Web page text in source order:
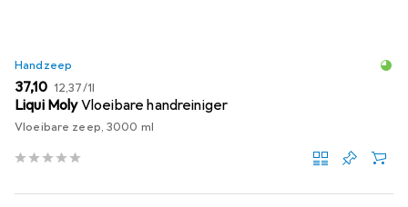
Handzeep
EUR
37,10 EUR
12,37/1l
Liqui MolyVloeibare handreiniger
Vloeibare zeep, 3000 ml